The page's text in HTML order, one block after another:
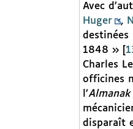
Avec
Huger
,
destinées
1848 »[
Charles
officines
l’
disparaît